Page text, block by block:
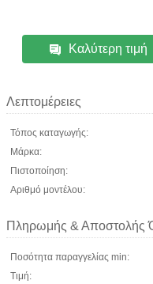
Καλύτερη τιμή
Λεπτομέρειες
Τόπος καταγωγής:
Μάρκα:
Πιστοποίηση:
Αριθμό μοντέλου:
Πληρωμής & Αποστολής
Ποσότητα παραγγελίας min:
Τιμή: